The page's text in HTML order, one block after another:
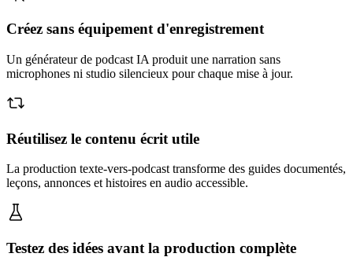
Créez sans équipement d'enregistrement
Un générateur de podcast IA produit une narration sans
microphones ni studio silencieux pour chaque mise à jour.
Réutilisez le contenu écrit utile
La production texte-vers-podcast transforme des guides documentés,
leçons, annonces et histoires en audio accessible.
Testez des idées avant la production complète